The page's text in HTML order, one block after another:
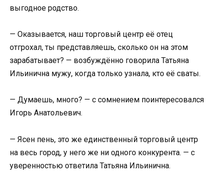
выгодное родство.
— Оказывается, наш торговый центр её отец
отгрохал, ты представляешь, сколько он на этом
зарабатывает? — возбуждённо говорила Татьяна
Ильинична мужу, когда только узнала, кто её сваты.
— Думаешь, много? — с сомнением поинтересовался
Игорь Анатольевич.
— Ясен пень, это же единственный торговый центр
на весь город, у него же ни одного конкурента. — с
уверенностью ответила Татьяна Ильинична.